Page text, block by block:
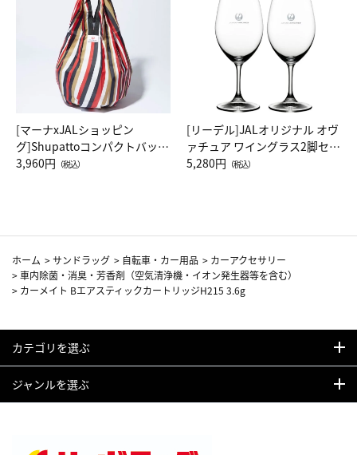
[マーナxJALショッピン
グ]Shupattoコンパクトバッグ
Drop JAL客室乗務員（LC）ス
3,960円 （税込）
[リーデル]JALオリジナル オヴ
ァチュア ワイングラス2脚セッ
ト（レッドワイン）
5,280円 （税込）
ホーム >サンドラッグ > 自転車・カー用品 > カーアクセサリー
>車内除菌・消臭・芳香剤（空気清浄機・イオン発生器等を含む）
> カーメイト BエアスティックカートリッジH215 3.6g
カテゴリを選ぶ
ジャンルを選ぶ